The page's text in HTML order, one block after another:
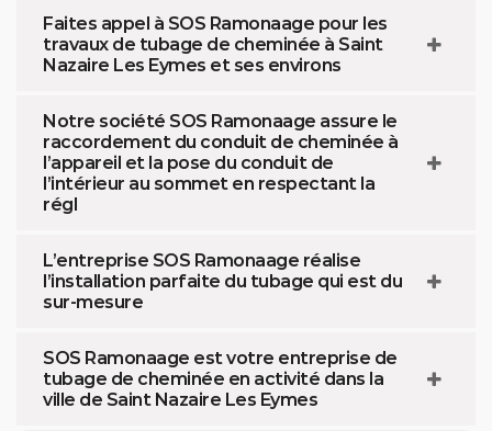
Faites appel à SOS Ramonaage pour les
travaux de tubage de cheminée à Saint
Nazaire Les Eymes et ses environs
Notre société SOS Ramonaage assure le
raccordement du conduit de cheminée à
l’appareil et la pose du conduit de
l’intérieur au sommet en respectant la
régl
L’entreprise SOS Ramonaage réalise
l’installation parfaite du tubage qui est du
sur-mesure
SOS Ramonaage est votre entreprise de
tubage de cheminée en activité dans la
ville de Saint Nazaire Les Eymes